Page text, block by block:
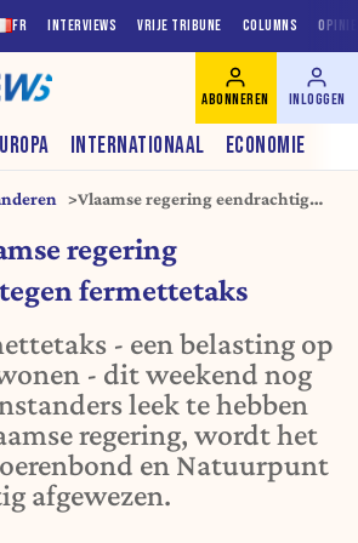
FR INTERVIEWS VRIJE TRIBUNE COLUMNS
INTERNATIONAAL ECONOMIE
ABONNEREN INLOGGEN
Vlaamse regering eendrachtig
regering
fermettetaks
- een belasting op
- dit weekend nog
leek te hebben
regering, wordt het
en Natuurpunt
afgewezen.